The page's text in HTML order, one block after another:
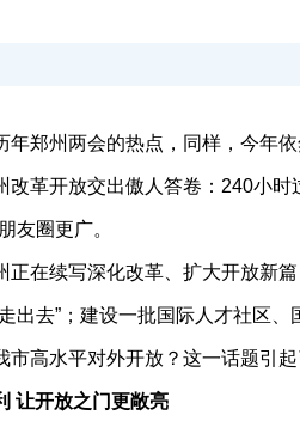
郑州两会的热点，同样，今年依
开放交出傲人答卷：240小时
友圈更广。
续写深化改革、扩大开放新篇
出去”；建设一批国际人才社区
水平对外开放？这一话题引起
让开放之门更敞亮